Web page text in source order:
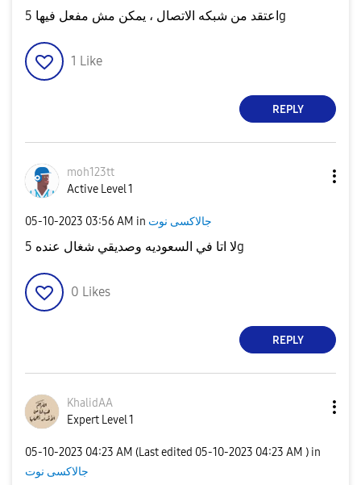
اعتقد من شبكه الاتصال ، يمكن مش مفعل فيها 5g
1 Like
REPLY
moh123tt
Active Level 1
‎05-10-2023 03:56 AM in جالاكسى نوت
لا اتا في السعوديه وصديقي شغال عنده 5g
0 Likes
REPLY
KhalidAA
Expert Level 1
‎05-10-2023 04:23 AM (Last edited ‎05-10-2023 04:23 AM ) in
جالاكسى نوت